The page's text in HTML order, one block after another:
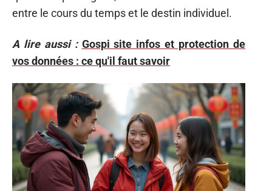
entre le cours du temps et le destin individuel.
A lire aussi : Gospi site infos et protection de
vos données : ce qu'il faut savoir